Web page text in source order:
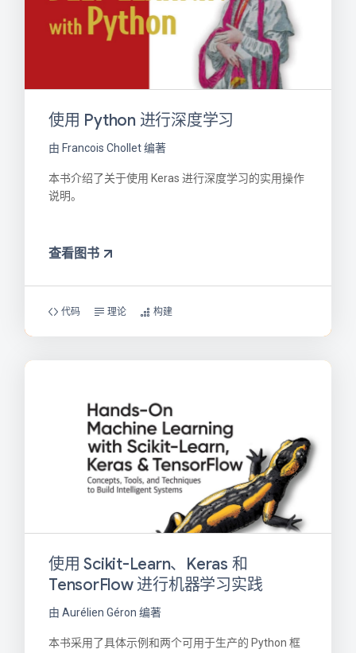
使用 Python 进行深度学习
由 Francois Chollet 编著
本书介绍了关于使用 Keras 进行深度学习的实用操作
说明。
查看图书
代码 理论 构建
使用 Scikit-Learn、Keras 和
TensorFlow 进行机器学习实践
由 Aurélien Géron 编著
本书采用了具体示例和两个可用于生产的 Python 框